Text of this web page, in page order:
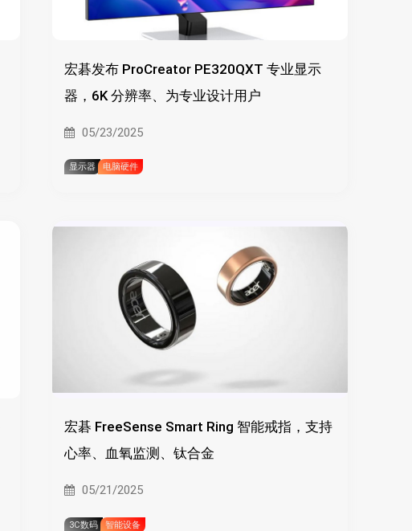
宏碁发布 ProCreator PE320QXT 专业显示
器，6K 分辨率、为专业设计用户
05/23/2025
显示器 电脑硬件
宏碁 FreeSense Smart Ring 智能戒指，支持
心率、血氧监测、钛合金
05/21/2025
3C数码 智能设备